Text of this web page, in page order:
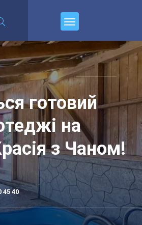
готовий
на
з Чаном!
45 40